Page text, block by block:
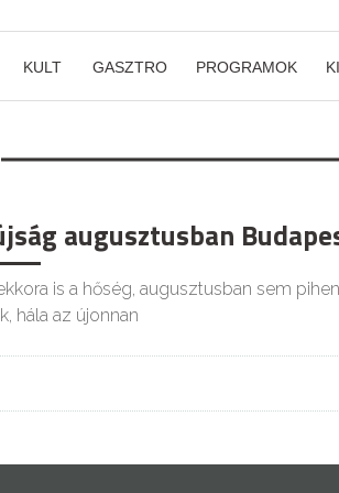
KULT GASZTRO PROGRAMOK
augusztusban
is a hőség, augusztusban sem
hála az újonnan